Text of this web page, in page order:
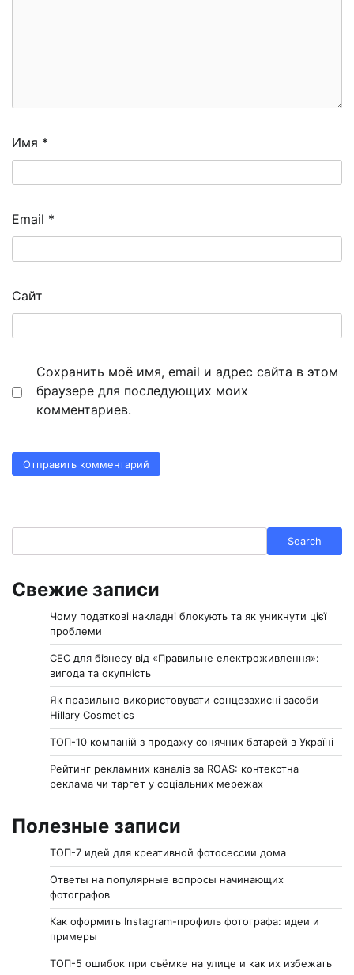
Имя *
Email *
Сайт
Сохранить моё имя, email и адрес сайта в этом
браузере для последующих моих
комментариев.
Search
Свежие записи
Чому податкові накладні блокують та як уникнути цієї
проблеми
СЕС для бізнесу від «Правильне електроживлення»:
вигода та окупність
Як правильно використовувати сонцезахисні засоби
Hillary Cosmetics
ТОП-10 компаній з продажу сонячних батарей в Україні
Рейтинг рекламних каналів за ROAS: контекстна
реклама чи таргет у соціальних мережах
Полезные записи
ТОП-7 идей для креативной фотосессии дома
Ответы на популярные вопросы начинающих
фотографов
Как оформить Instagram-профиль фотографа: идеи и
примеры
ТОП-5 ошибок при съёмке на улице и как их избежать